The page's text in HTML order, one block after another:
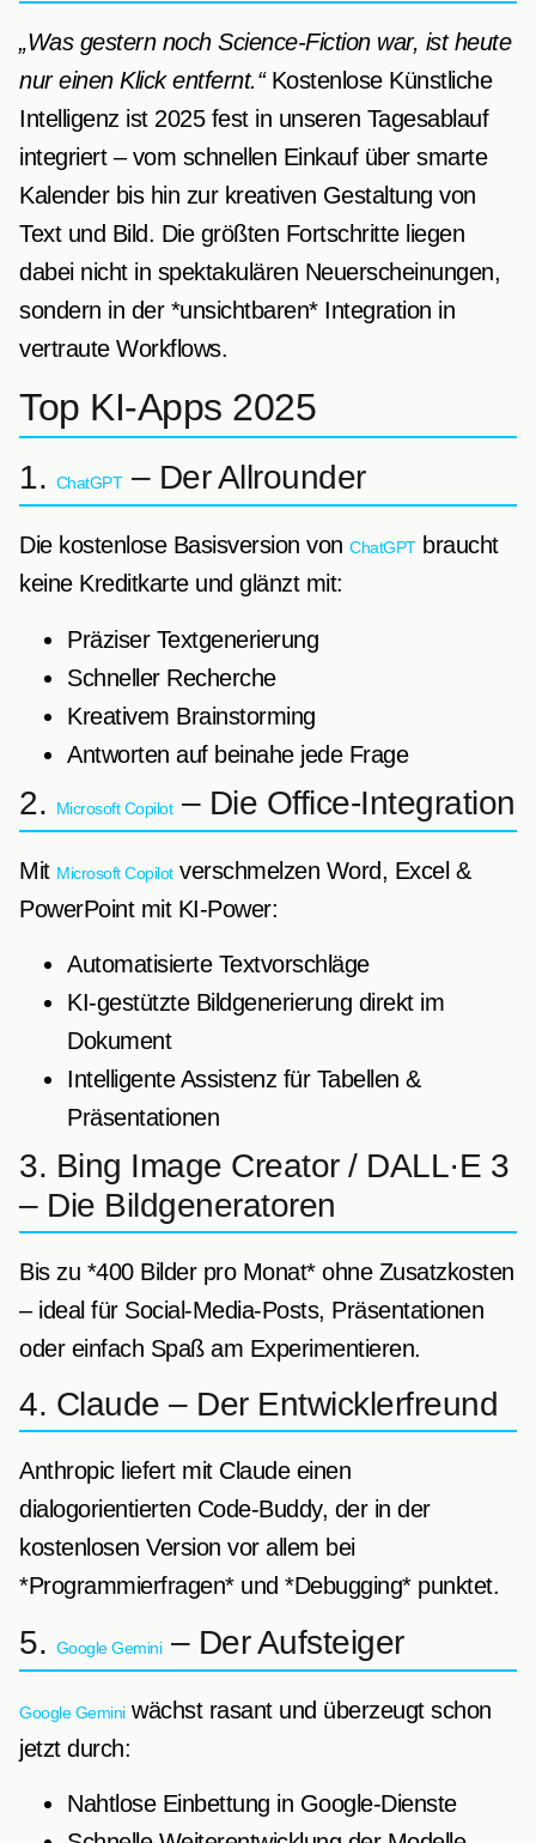
„Was gestern noch Science-Fiction war, ist heute
nur einen Klick entfernt.“Kostenlose Künstliche
Intelligenz ist 2025 fest in unseren Tagesablauf
integriert – vom schnellen Einkauf über smarte
Kalender bis hin zur kreativen Gestaltung von
Text und Bild. Die größten Fortschritte liegen
dabei nicht in spektakulären Neuerscheinungen,
sondern in der *unsichtbaren* Integration in
vertraute Workflows.
Top KI-Apps 2025
1. ChatGPT– Der Allrounder
Die kostenlose Basisversion von ChatGPTbraucht
keine Kreditkarte und glänzt mit:
Präziser Textgenerierung
Schneller Recherche
Kreativem Brainstorming
Antworten auf beinahe jede Frage
2. Microsoft Copilot– Die Office-Integration
Mit Microsoft Copilotverschmelzen Word, Excel &
PowerPoint mit KI-Power:
Automatisierte Textvorschläge
KI-gestützte Bildgenerierung direkt im
Dokument
Intelligente Assistenz für Tabellen &
Präsentationen
3. Bing Image Creator / DALL·E 3
– Die Bildgeneratoren
Bis zu *400 Bilder pro Monat* ohne Zusatzkosten
– ideal für Social-Media-Posts, Präsentationen
oder einfach Spaß am Experimentieren.
4. Claude – Der Entwicklerfreund
Anthropic liefert mit Claude einen
dialogorientierten Code-Buddy, der in der
kostenlosen Version vor allem bei
*Programmierfragen* und *Debugging* punktet.
5. Google Gemini– Der Aufsteiger
Google Geminiwächst rasant und überzeugt schon
jetzt durch:
Nahtlose Einbettung in Google-Dienste